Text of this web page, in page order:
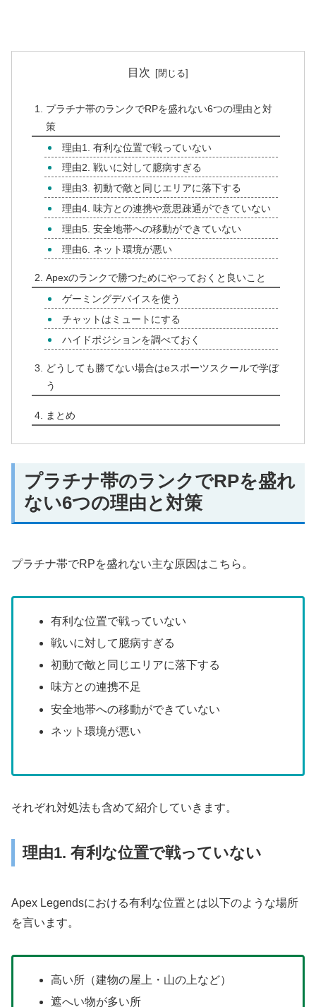
目次
プラチナ帯のランクでRPを盛れない6つの理由と対
策
理由1. 有利な位置で戦っていない
理由2. 戦いに対して臆病すぎる
理由3. 初動で敵と同じエリアに落下する
理由4. 味方との連携や意思疎通ができていない
理由5. 安全地帯への移動ができていない
理由6. ネット環境が悪い
Apexのランクで勝つためにやっておくと良いこと
ゲーミングデバイスを使う
チャットはミュートにする
ハイドポジションを調べておく
どうしても勝てない場合はeスポーツスクールで学ぼ
う
まとめ
プラチナ帯のランクでRPを盛れ
ない6つの理由と対策
プラチナ帯でRPを盛れない主な原因はこちら。
有利な位置で戦っていない
戦いに対して臆病すぎる
初動で敵と同じエリアに落下する
味方との連携不足
安全地帯への移動ができていない
ネット環境が悪い
それぞれ対処法も含めて紹介していきます。
理由1. 有利な位置で戦っていない
Apex Legendsにおける有利な位置とは以下のような場所
を言います。
高い所（建物の屋上・山の上など）
遮へい物が多い所